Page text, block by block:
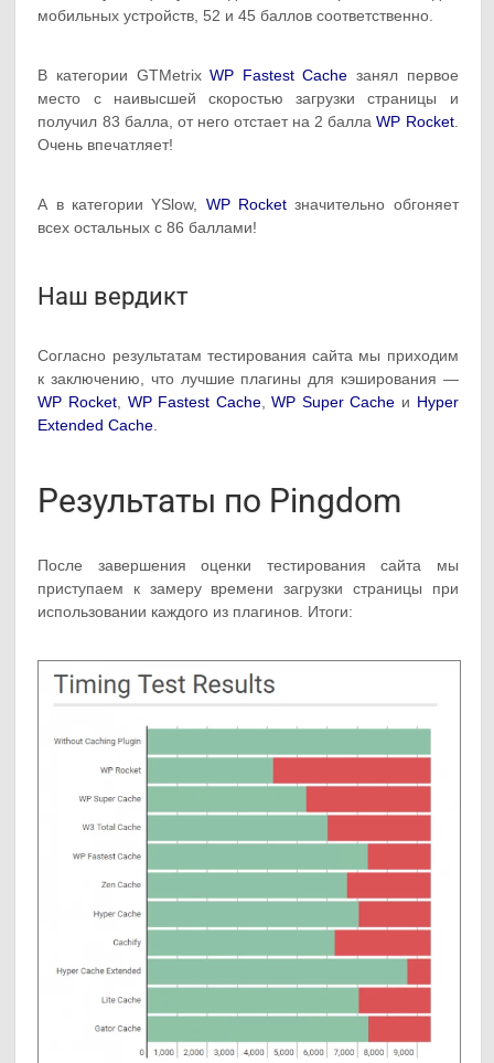
мобильных устройств, 52 и 45 баллов соответственно.
В категории GTMetrixWP Fastest Cache занял первое
место с наивысшей скоростью загрузки страницы и
получил 83 балла, от него отстает на 2 баллаWP Rocket.
Очень впечатляет!
А в категории YSlow, WP Rocketзначительно обгоняет
всех остальных с 86 баллами!
Наш вердикт
Согласно результатам тестирования сайта мы приходим
к заключению, что лучшие плагины для кэширования —
WP Rocket
WP Fastest Cache,WP Super Cache и Hyper
Extended Cache
Результаты по Pingdom
После завершения оценки тестирования сайта мы
приступаем к замеру времени загрузки страницы при
использовании каждого из плагинов. Итоги: